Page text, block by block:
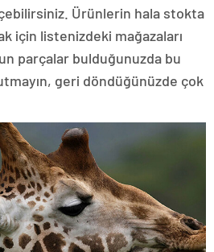
Ürünlerin hala stokta
için listenizdeki mağazaları
parçalar bulduğunuzda bu
geri döndüğünüzde çok